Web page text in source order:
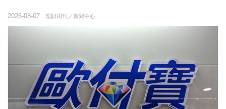
理財周刊／新聞中心
2026-08-07